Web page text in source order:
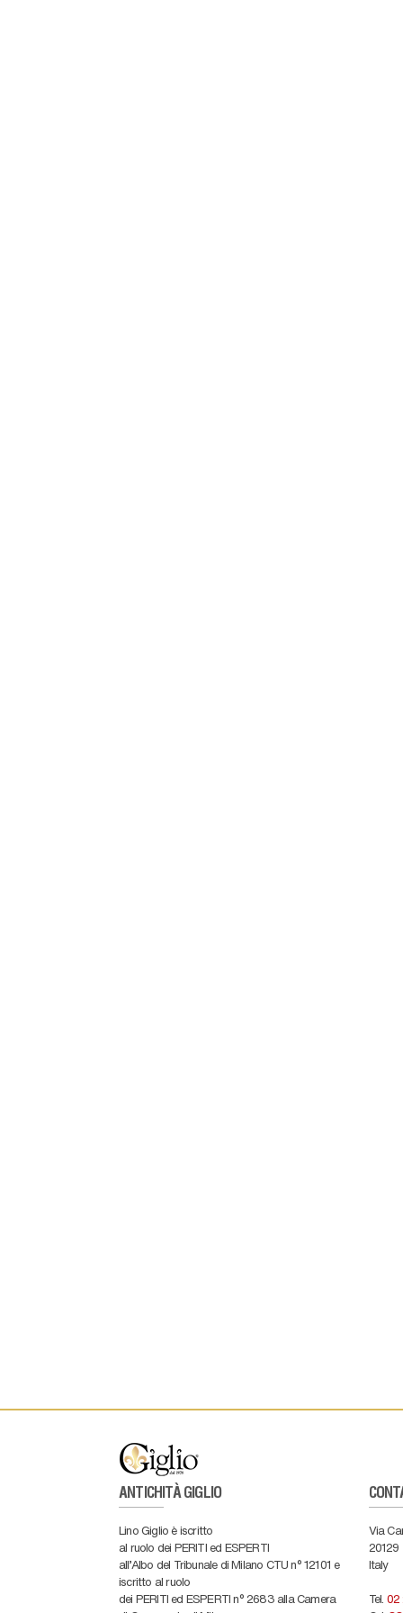
ANTICHITÀ GIGLIO
Lino Giglio è iscritto
al ruolo dei PERITI ed ESPERTI
all'Albo del Tribunale di Milano CTU n° 12101 e
iscritto al ruolo
dei PERITI ed ESPERTI n° 2683 alla Camera
Via
20129
Italy
Tel. 02